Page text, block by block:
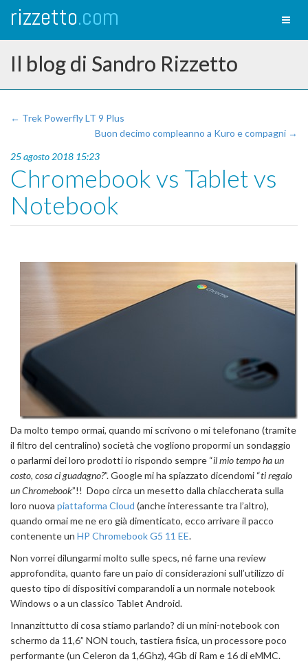
rizzetto.com
Il blog di Sandro Rizzetto
← Trek Powerfly LT 9 Plus
Buon decimo compleanno a Kuro e compagni →
25 agosto 2018 15:23
Chromebook vs Tablet vs
Notebook
Da molto tempo ormai, quando mi scrivono o mi telefonano (tramite
il filtro del centralino) società che vogliono propormi un sondaggio
o parlarmi dei loro prodotti io rispondo sempre “il mio tempo ha un
costo, cosa ci guadagno?”. Google mi ha spiazzato dicendomi “ti regalo
un Chromebook”!! Dopo circa un mesetto dalla chiaccherata sulla
loro nuova piattaforma Cloud (anche interessante tra l’altro),
quando ormai me ne ero già dimenticato, ecco arrivare il pacco
contenente un HP Chromebook G5 11 EE.
Non vorrei dilungarmi molto sulle specs, né farne una review
approfondita, quanto fare un paio di considerazioni sull’utilizzo di
questo tipo di dispositivi comparandoli a un normale notebook
Windows o a un classico Tablet Android.
Innanzittutto di cosa stiamo parlando? di un mini-notebook con
schermo da 11,6” NON touch, tastiera fisica, un processore poco
performante (un Celeron da 1,6Ghz), 4Gb di Ram e 16 di eMMC.